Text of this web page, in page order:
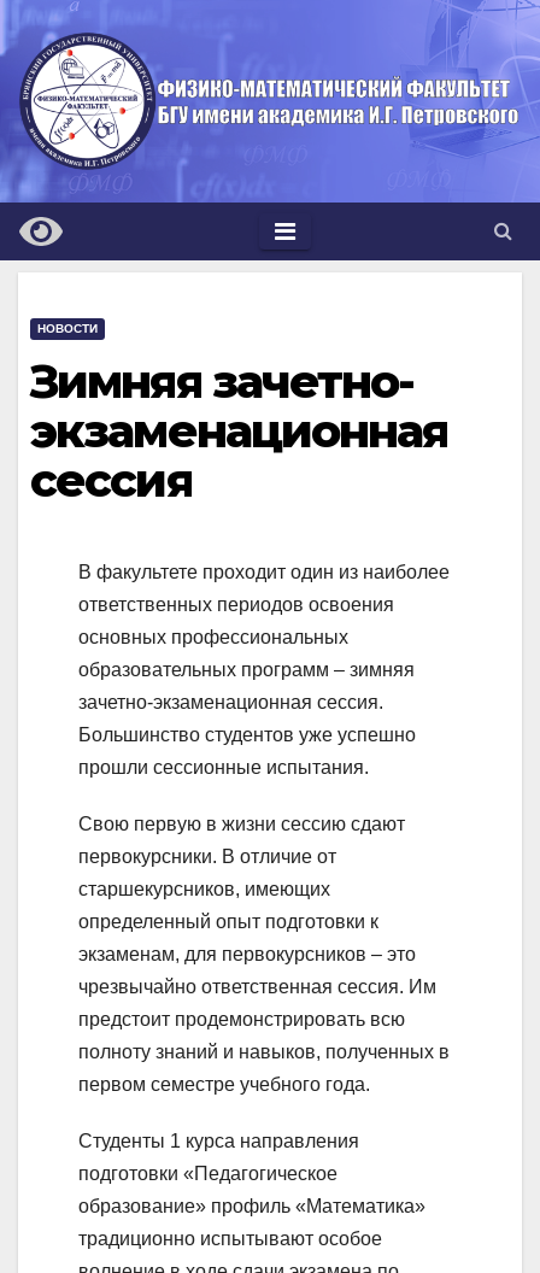
Перейти
к
содержимому
НОВОСТИ
Зимняя зачетно-
экзаменационная
сессия
В факультете проходит один из наиболее
ответственных периодов освоения
основных профессиональных
образовательных программ – зимняя
зачетно-экзаменационная сессия.
Большинство студентов уже успешно
прошли сессионные испытания.
Свою первую в жизни сессию сдают
первокурсники. В отличие от
старшекурсников, имеющих
определенный опыт подготовки к
экзаменам, для первокурсников – это
чрезвычайно ответственная сессия. Им
предстоит продемонстрировать всю
полноту знаний и навыков, полученных в
первом семестре учебного года.
Студенты 1 курса направления
подготовки «Педагогическое
образование» профиль «Математика»
традиционно испытывают особое